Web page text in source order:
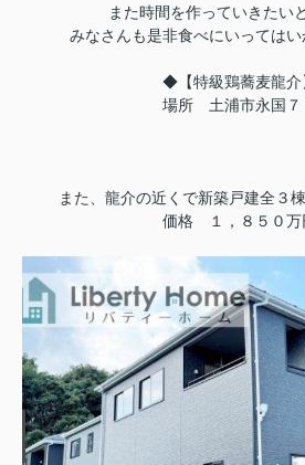
また時間を作っていきたい
みなさんも是非食べにいっては
◆【特級鶏蕎麦龍
場所 土浦市永国７
また、龍介の近くで新築戸建全３
価格 １，８５０万